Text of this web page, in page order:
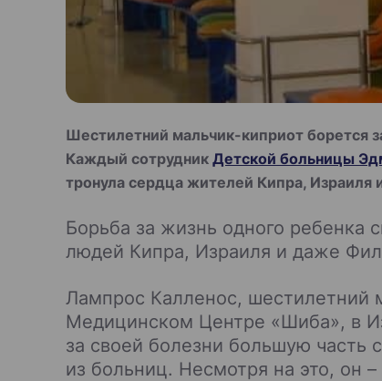
Шестилетний мальчик-киприот борется
Каждый сотрудник Детской больницы
тронула сердца жителей Кипра,
Борьба за жизнь одного ребенка
людей Кипра, Израиля и даже
Лампрос Калленос, шестилетний
Медицинском Центре «Шиба», в
за своей болезни большую часть
из больниц. Несмотря на это, он